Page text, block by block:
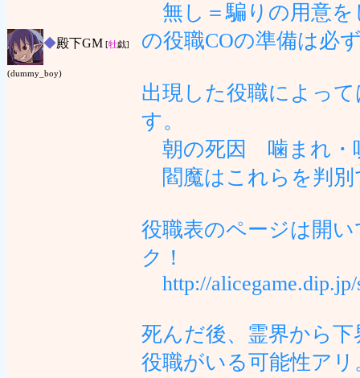
◆殿下GM [牡戯]
(dummy_boy)
無し＝騙りの用意を
の役職COの準備は必
出現した役職によっ
す。
朝の死因 噛まれ・
閻魔はこれらを判別
役職表のページは開
ク！
http://
死んだ後、霊界から
役職がいる可能性アリ